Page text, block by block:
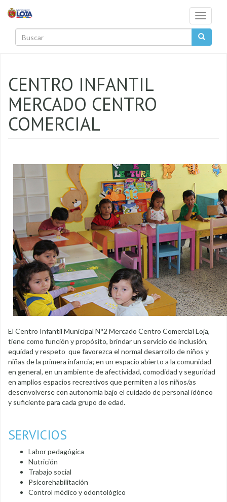
Toggle
CENTRO INFANTIL
MERCADO CENTRO
COMERCIAL
El Centro Infantil Municipal N°2 Mercado Centro Comercial Loja,
tiene como función y propósito, brindar un servicio de inclusión,
equidad y respeto que favorezca el normal desarrollo de niños y
niñas de la primera infancia; en un espacio abierto a la comunidad
en general, en un ambiente de afectividad, comodidad y seguridad
en amplios espacios recreativos que permiten a los niños/as
desenvolverse con autonomía bajo el cuidado de personal idóneo
y suficiente para cada grupo de edad.
SERVICIOS
Labor pedagógica
Nutrición
Trabajo social
Psicorehabilitación
Control médico y odontológico